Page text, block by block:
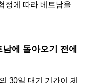
정에 따라 베트남을
에 돌아오기 전에
30일 대기 기간이 제